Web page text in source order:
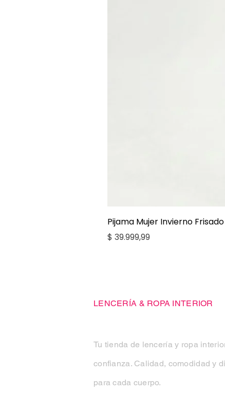
Pijama Mujer Invierno
Precio
$ 39.999,99
LENCERÍA & ROPA INTERIOR
Tu tienda de lencería y ropa
confianza. Calidad, comodidad y
para cada cuerpo.